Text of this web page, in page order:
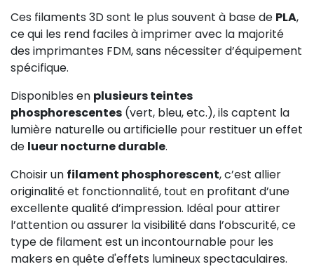
Ces filaments 3D sont le plus souvent à base de PLA,
ce qui les rend faciles à imprimer avec la majorité
des imprimantes FDM, sans nécessiter d’équipement
spécifique.
Disponibles en plusieurs teintes
phosphorescentes (vert, bleu, etc.), ils captent la
lumière naturelle ou artificielle pour restituer un effet
de lueur nocturne durable.
Choisir un filament phosphorescent, c’est allier
originalité et fonctionnalité, tout en profitant d’une
excellente qualité d’impression. Idéal pour attirer
l’attention ou assurer la visibilité dans l’obscurité, ce
type de filament est un incontournable pour les
makers en quête d'effets lumineux spectaculaires.